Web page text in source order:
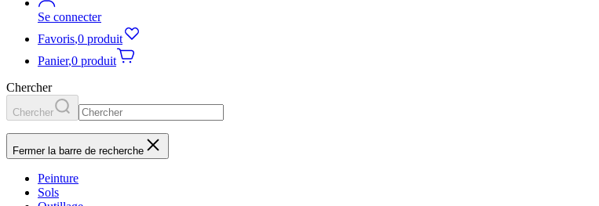
Se connecter
Favoris,0 produit
Panier,0 produit
Chercher
Chercher
Fermer la barre de recherche
Peinture
Sols